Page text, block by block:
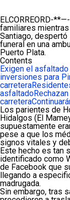
ELCORREORD-
familiares
Santiago,
funeral en una
Puerto Plata.
Contents
Exigen el
inversiones para
carretera
asfaltado
carretera
Los parientes de
Hidalgos (El
supuestamente
pese a que los
signos vitales y
Este hecho es tan
identificado como
de Facebook que
llegando a
madrugada.
Sin embargo, tras